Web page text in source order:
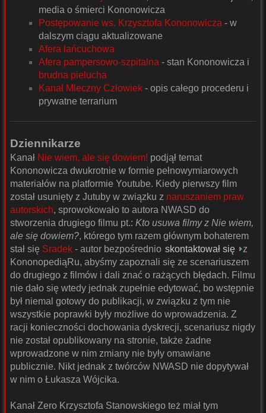
media o śmierci Kononowicza
Postępowanie ws. Krzysztofa Kononowicza - w
dalszym ciągu aktualizowane
Afera łańcuchowa
Afera pampersowo-szpitalna - stan Kononowicza i
brudna pielucha
Kanał Mleczny Człowiek - opis całego procederu i
prywatne terrarium
Dziennikarze
Kanał Nie wiem, ale się dowiem! podjął temat
Kononowicza dwukrotnie w formie pełnowymiarowych
materiałów na platformie Youtube. Kiedy pierwszy film
został usunięty z Jutuby w związku z naruszaniem praw
autorskich, sprowokowało to autora NWASD do
stworzenia drugiego filmu pt.: Kto usuwa filmy z Nie wiem,
ale się dowiem?, którego tym razem głównym bohaterem
stał się Sradek - autor bezpośrednio skontaktował się
z
KononopediąRu, abyśmy zapoznali się ze scenariuszem
do drugiego z filmów i dali znać o rażących błędach. Filmu
nie dało się wtedy jednak zupełnie edytować, bo wstępnie
był niemal gotowy do publikacji, w związku z tym nie
wszystkie poprawki były możliwe do wprowadzenia. Z
racji konieczności dochowania dyskrecji, scenariusz nigdy
nie został opublikowany na stronie, także żadne
wprowadzone w nim zmiany nie były omawiane
publicznie. Nikt jednak z twórców NWASD nie dopytywał
w nim o Łukasza Wójcika.
Kanał Zero Krzysztofa Stanowskiego też miał tym